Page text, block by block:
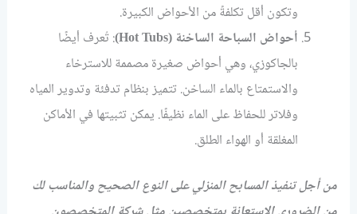
وتكون أقل تكلفةً من الأحواض الكبيرة.
أحواض السباحة الساخنة (Hot Tubs)
: تُعرف أيضًا
بالجاكوزي، وهي أحواض صغيرة مصممة للاسترخاء
والاستمتاع بالماء الساخن. تتميز بنظام تدفئة وتدوير المياه
وفلاتر للحفاظ على الماء نظيفًا. يمكن تثبيتها في الأماكن
المغلقة أو الهواء الطلق.
من أجل تنفيذ المسابح المنزلي على النوع الصحيح والمناسب لك